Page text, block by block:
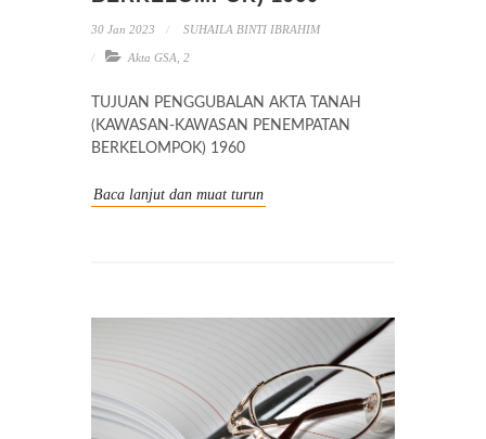
30 Jan 2023 SUHAILA BINTI IBRAHIM
Akta GSA 2
TUJUAN PENGGUBALAN AKTA TANAH
(KAWASAN-KAWASAN PENEMPATAN
BERKELOMPOK) 1960
Baca lanjut dan muat turun